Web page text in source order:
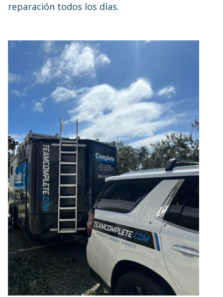
reparación todos los días.